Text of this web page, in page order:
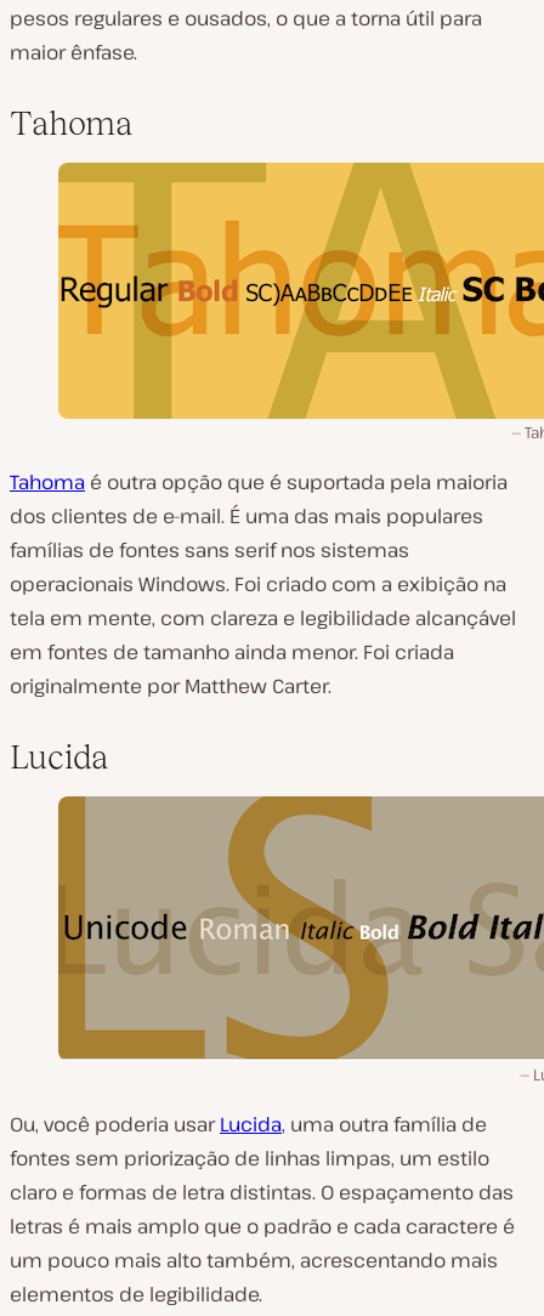
pesos regulares e ousados, o que a torna útil para
maior ênfase.
Tahoma
Tahoma é outra opção que é suportada pela maioria
dos clientes de e-mail. É uma das mais populares
famílias de fontes sans serif nos sistemas
operacionais Windows. Foi criado com a exibição na
tela em mente, com clareza e legibilidade alcançável
em fontes de tamanho ainda menor. Foi criada
originalmente por Matthew Carter.
Lucida
Ou, você poderia usarLucida, uma outra família de
fontes sem priorização de linhas limpas, um estilo
claro e formas de letra distintas. O espaçamento das
letras é mais amplo que o padrão e cada caractere é
um pouco mais alto também, acrescentando mais
elementos de legibilidade.